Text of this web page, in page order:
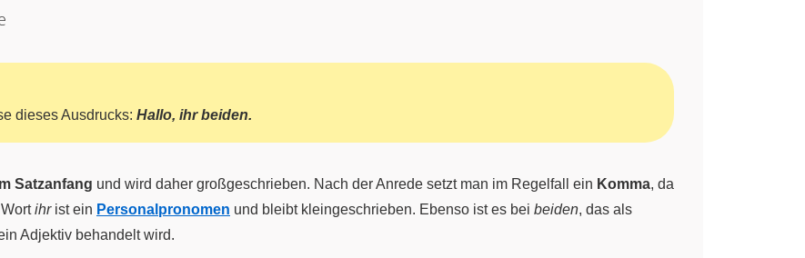
dieses Ausdrucks: Hallo, ihr beiden.
Satzanfang und wird daher großgeschrieben. Nach der Anrede setzt man im Regelfall ein Komma, da
ihrist ein Personalpronomen und bleibt kleingeschrieben. Ebenso ist es bei beiden, das als
Adjektiv behandelt wird.